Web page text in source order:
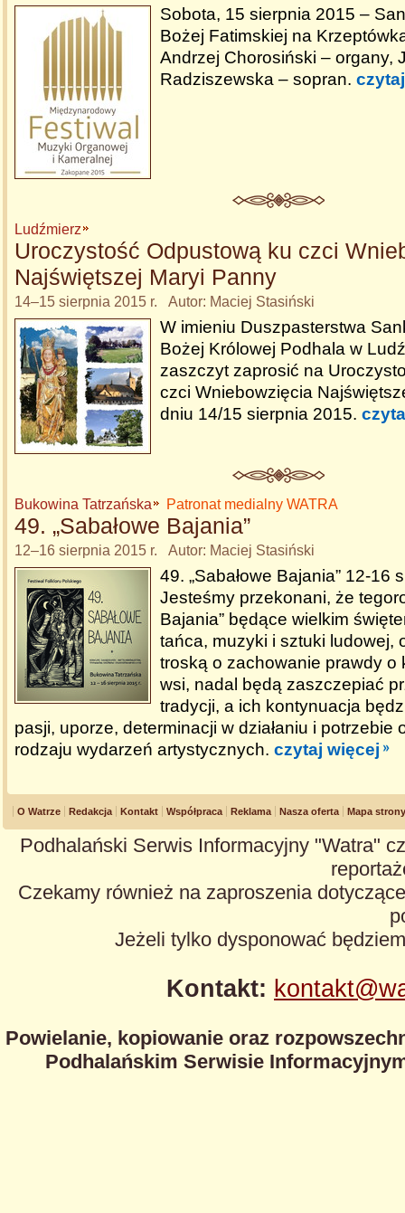
Sobota, 15 sierpnia 2015 –
Bożej Fatimskiej na
Andrzej Chorosiński – organy,
Radziszewska – sopran.
Ludźmierz
Uroczystość Odpustową ku czci
Najświętszej Maryi Panny
14–15 sierpnia 2015 r. Autor: Maciej Stasiński
W imieniu Duszpasterstwa
Bożej Królowej Podhala w
zaszczyt zaprosić na
czci Wniebowzięcia
dniu 14/15 sierpnia 2015.
Bukowina Tatrzańska Patronat medialny WATRA
49. „Sabałowe Bajania”
12–16 sierpnia 2015 r. Autor: Maciej Stasiński
49. „Sabałowe Bajania” 12-16
Jesteśmy przekonani, że
Bajania” będące wielkim
tańca, muzyki i sztuki ludowej,
troską o zachowanie prawdy o
wsi, nadal będą zaszczepiać
tradycji, a ich kontynuacja
pasji, uporze, determinacji w działaniu i potrzebie
rodzaju wydarzeń artystycznych. czytaj więcej
O Watrze Redakcja Kontakt Współpraca Reklama Nasza oferta Mapa strony
Podhalański Serwis Informacyjny "Watra"
Czekamy również na zaproszenia
Jeżeli tylko dysponować
Kontakt:
Powielanie, kopiowanie oraz
Podhalańskim Serwisie